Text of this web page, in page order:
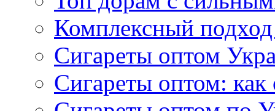
Комплексный
Сигареты оптом
Сигареты оптом: как